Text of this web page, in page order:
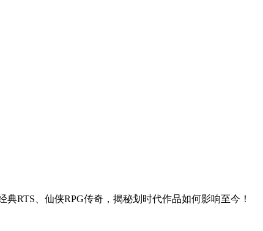
RTS、仙侠RPG传奇，揭秘划时代作品如何影响至今！